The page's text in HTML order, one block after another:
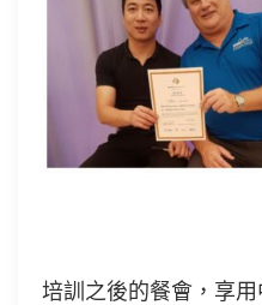
培訓之後的餐會，享